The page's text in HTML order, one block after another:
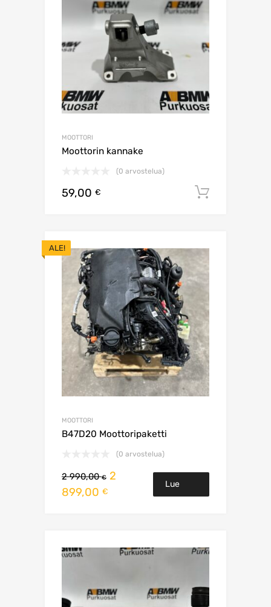
MOOTTORI
Moottorin kannake
(0 arvostelua)
59,00 €
ALE!
MOOTTORI
B47D20 Moottoripaketti
(0 arvostelua)
2 990,00€ Alkuperäinen
2
899,00 €
899,00 €.
Lue